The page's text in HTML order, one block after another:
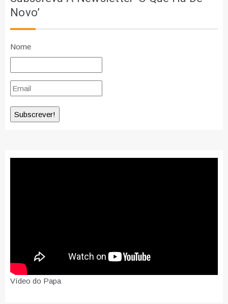
Novo’
Nome
Vídeo do Papa